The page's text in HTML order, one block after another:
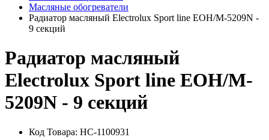
Масляные обогреватели
Радиатор масляный Electrolux Sport line EOH/M-5209N -
9 секций
Радиатор масляный
Electrolux Sport line EOH/M-
5209N - 9 секций
Код Товара: НС-1100931